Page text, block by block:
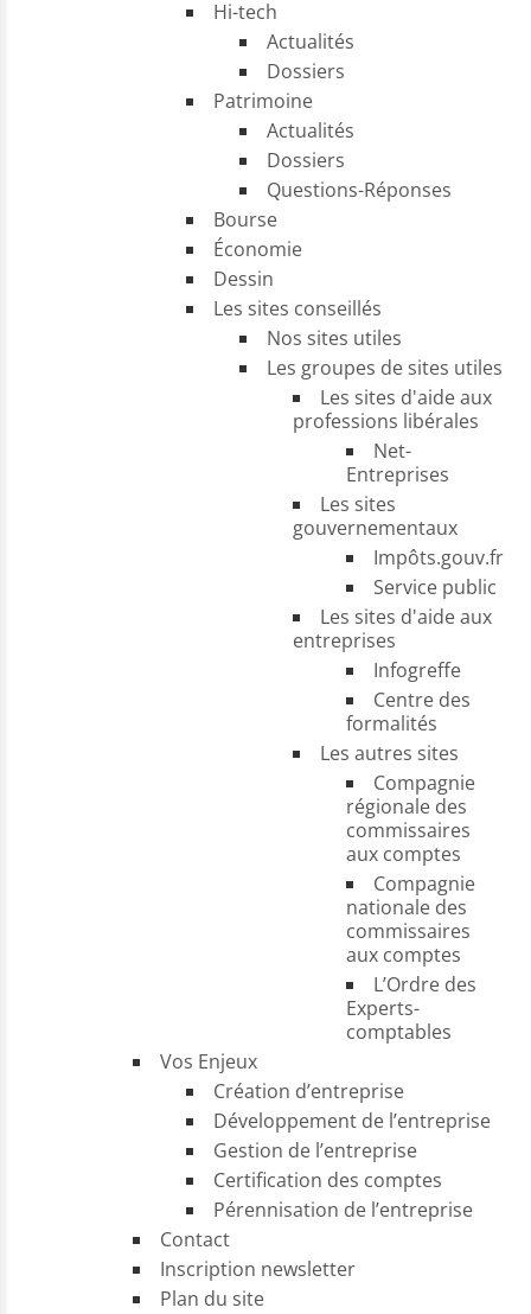
Hi-tech
Actualités
Dossiers
Patrimoine
Actualités
Dossiers
Questions-Réponses
Bourse
Économie
Dessin
Les sites conseillés
Nos sites utiles
Les groupes de sites utiles
Les sites d'aide aux
professions libérales
Net-
Entreprises
Les sites
gouvernementaux
Impôts.gouv.fr
Service public
Les sites d'aide aux
entreprises
Infogreffe
Centre des
formalités
Les autres sites
Compagnie
régionale des
commissaires
aux comptes
Compagnie
nationale des
commissaires
aux comptes
L’Ordre des
Experts-
comptables
Vos Enjeux
Création d’entreprise
Développement de l’entreprise
Gestion de l’entreprise
Certification des comptes
Pérennisation de l’entreprise
Contact
Inscription newsletter
Plan du site